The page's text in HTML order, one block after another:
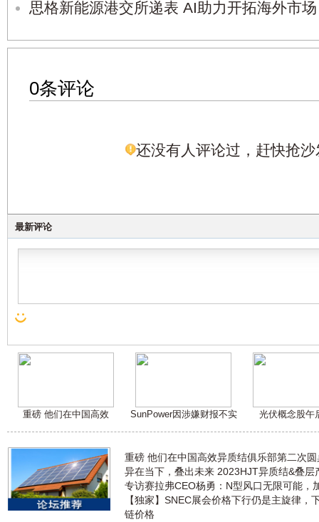
思格新能源港交所递表 AI助力开拓海外市场
0条评论
还没有人评论过，赶快抢沙
最新评论
重磅 他们在中国高效 SunPower因涉嫌财报不实 光伏概念股午
重磅 他们在中国高效异质结俱乐部第二次
异在当下，叠出未来 2023HJT异质结&叠层
专访赛拉弗CEO杨勇：N型风口无限可能，
【独家】SNEC展会价格下行仍是主旋律，
链价格